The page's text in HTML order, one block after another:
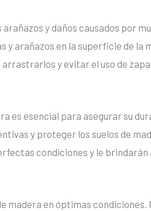
y daños causados por
y arañazos en la superficie de la
y evitar el uso de
es esencial para asegurar su
y proteger los suelos de
condiciones y le
en óptimas condiciones.